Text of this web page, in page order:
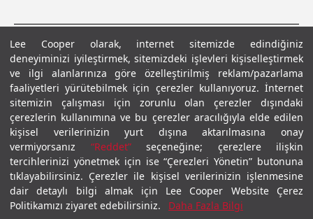
Lee Cooper olarak, internet sitemizde edindiğiniz
deneyiminizi iyileştirmek, sitemizdeki işlevleri kişiselleştirmek
ve ilgi alanlarınıza göre özelleştirilmiş reklam/pazarlama
faaliyetleri yürütebilmek için çerezler kullanıyoruz. İnternet
sitemizin çalışması için zorunlu olan çerezler dışındaki
çerezlerin kullanımına ve bu çerezler aracılığıyla elde edilen
kişisel verilerinizin yurt dışına aktarılmasına onay
vermiyorsanız “Reddet”seçeneğine; çerezlere ilişkin
tercihlerinizi yönetmek için ise “Çerezleri Yönetin” butonuna
tıklayabilirsiniz. Çerezler ile kişisel verilerinizin işlenmesine
dair detaylı bilgi almak için Lee Cooper Website Çerez
Politikamızı ziyaret edebilirsiniz.
Daha Fazla Bilgi
Gizlilik PolitikasıÇerez Politikası KVKK Aydınlatma MetniŞartlar ve Koşullar
© 2026 Leecooper - Tüm Hakları Saklıdır.